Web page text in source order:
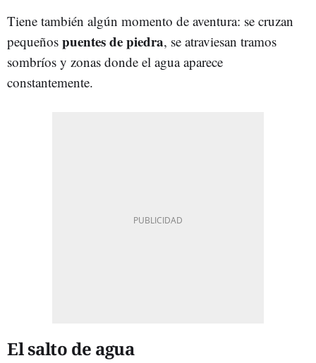
Tiene también algún momento de aventura: se cruzan
pequeños puentes de piedra, se atraviesan tramos
sombríos y zonas donde el agua aparece
constantemente.
El salto de agua